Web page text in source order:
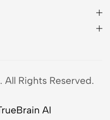
Rights Reserved.
AI